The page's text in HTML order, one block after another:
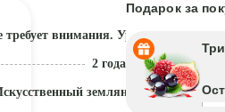
требует внимания. Урожай без ухода
2 года
земляной ком
Подарок за